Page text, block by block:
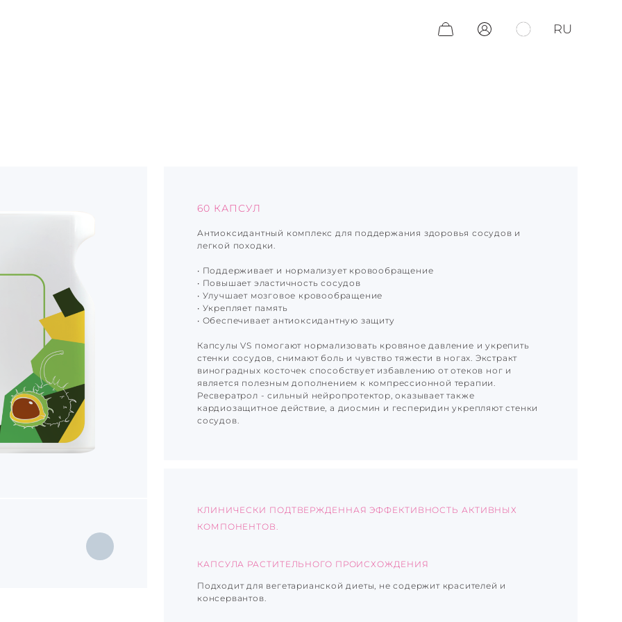
RU
60 КАПСУЛ
Антиоксидантный комплекс для поддержания здоровья сосудов и
легкой походки.
• Поддерживает и нормализует кровообращение
• Повышает эластичность сосудов
• Улучшает мозговое кровообращение
• Укрепляет память
• Обеспечивает антиоксидантную защиту
Капсулы VS помогают нормализовать кровяное давление и укрепить
стенки сосудов, снимают боль и чувство тяжести в ногах. Экстракт
виноградных косточек способствует избавлению от отеков ног и
является полезным дополнением к компрессионной терапии.
Ресвератрол - сильный нейропротектор, оказывает также
кардиозащитное действие, а диосмин и гесперидин укрепляют стенки
сосудов.
КЛИНИЧЕСКИ ПОДТВЕРЖДЕННАЯ ЭФФЕКТИВНОСТЬ АКТИВНЫХ
КОМПОНЕНТОВ.
КАПСУЛА РАСТИТЕЛЬНОГО ПРОИСХОЖДЕНИЯ
Подходит для вегетарианской диеты, не содержит красителей и
консервантов.